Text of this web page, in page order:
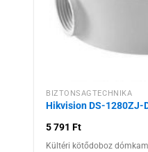
BIZTONSÁGTECHNIKA
Hikvision DS-1280ZJ-
5 791Ft
Kültéri kötődoboz